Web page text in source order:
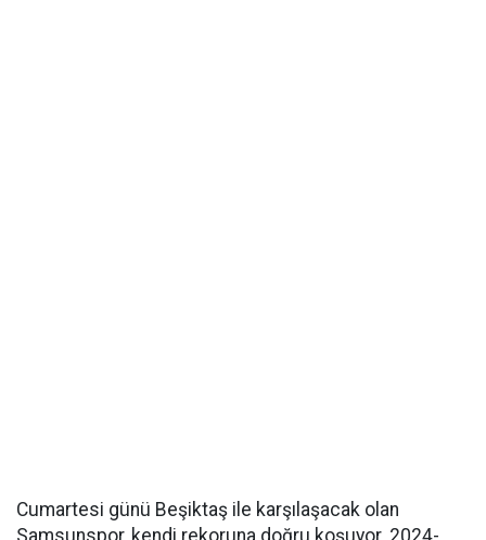
Cumartesi günü Beşiktaş ile karşılaşacak olan
Samsunspor, kendi rekoruna doğru koşuyor. 2024-